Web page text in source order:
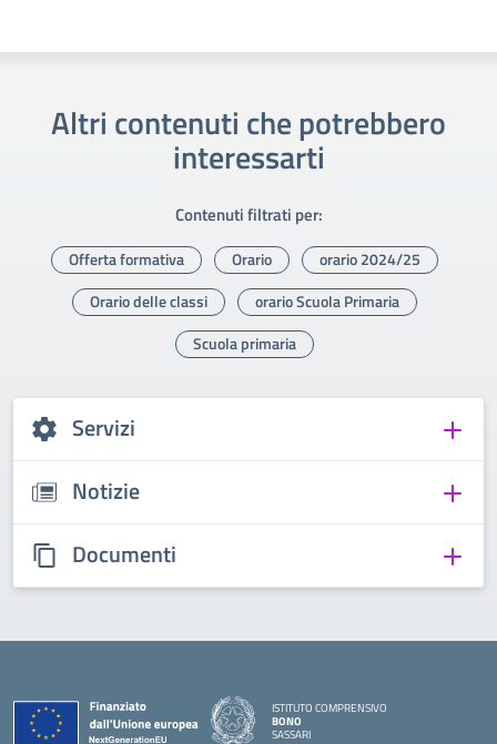
Altri contenuti che potrebbero
interessarti
Contenuti filtrati per:
Offerta formativa Orario
orario 2024/25
Orario delle classi
orario Scuola Primaria
Scuola primaria
Servizi
Notizie
Documenti
ISTITUTO COMPRENSIVO
BONO
SASSARI